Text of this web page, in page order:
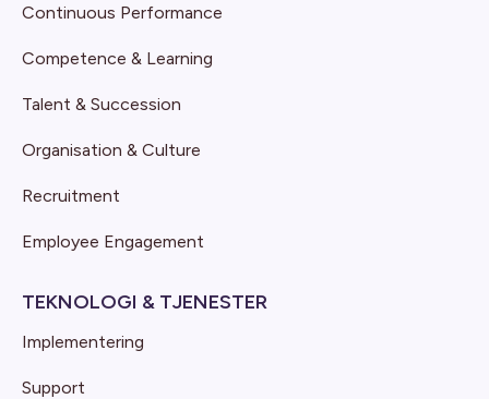
Continuous Performance
Competence & Learning
Talent & Succession
Organisation & Culture
Recruitment
Employee Engagement
TEKNOLOGI & TJENESTER
Implementering
Support